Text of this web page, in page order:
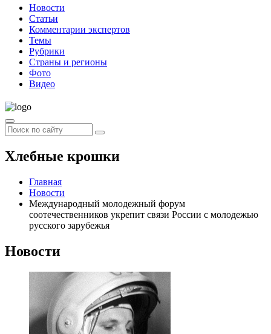
Новости
Статьи
Комментарии экспертов
Темы
Рубрики
Страны и регионы
Фото
Видео
Хлебные крошки
Главная
Новости
Международный молодежный форум
соотечественников укрепит связи России с молодежью
русского зарубежья
Новости